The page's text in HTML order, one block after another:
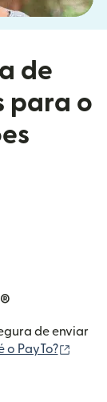
de
para o
de enviar
o PayTo?